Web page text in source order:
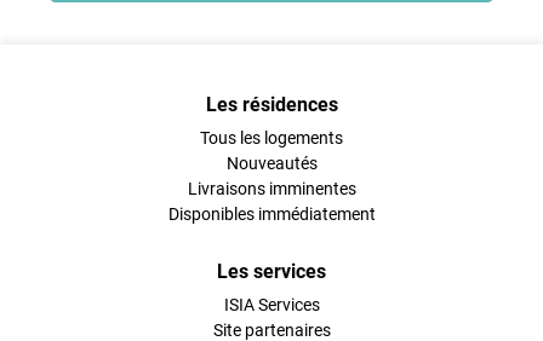
Les résidences
Tous les logements
Nouveautés
Livraisons imminentes
Disponibles immédiatement
Les services
ISIA Services
Site partenaires